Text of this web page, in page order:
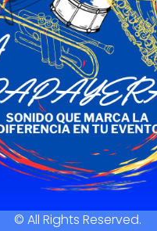
© All Rights Reserved.